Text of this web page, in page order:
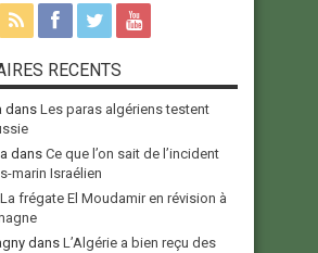
RECENTS
dans Les paras algériens testent
dans Ce que l’on sait de l’incident
marin Israélien
La frégate El Moudamir en révision à
dans L’Algérie a bien reçu des